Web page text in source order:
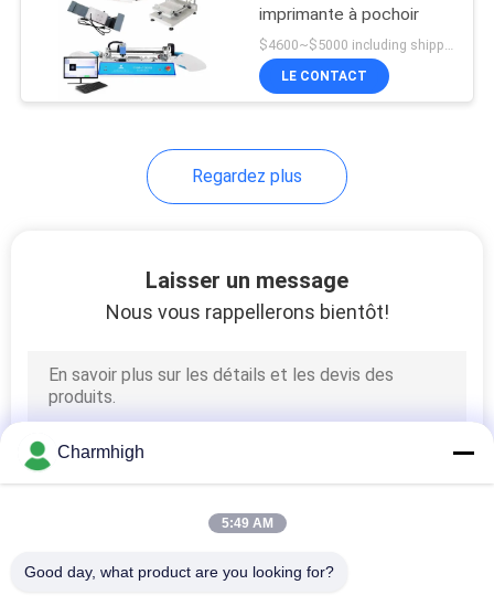
Accessoires de SMT
machine de soudure
de vague
imprimante à pochoir
$4600~$5000 including shipping DHL MOQ:1 série
LE CONTACT
Regardez plus
Laisser un message
Nous vous rappellerons bientôt!
Charmhigh
5:49 AM
Good day, what product are you looking for?